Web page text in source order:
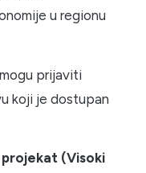
u regionu
prijaviti
koji je dostupan
projekat (Visoki